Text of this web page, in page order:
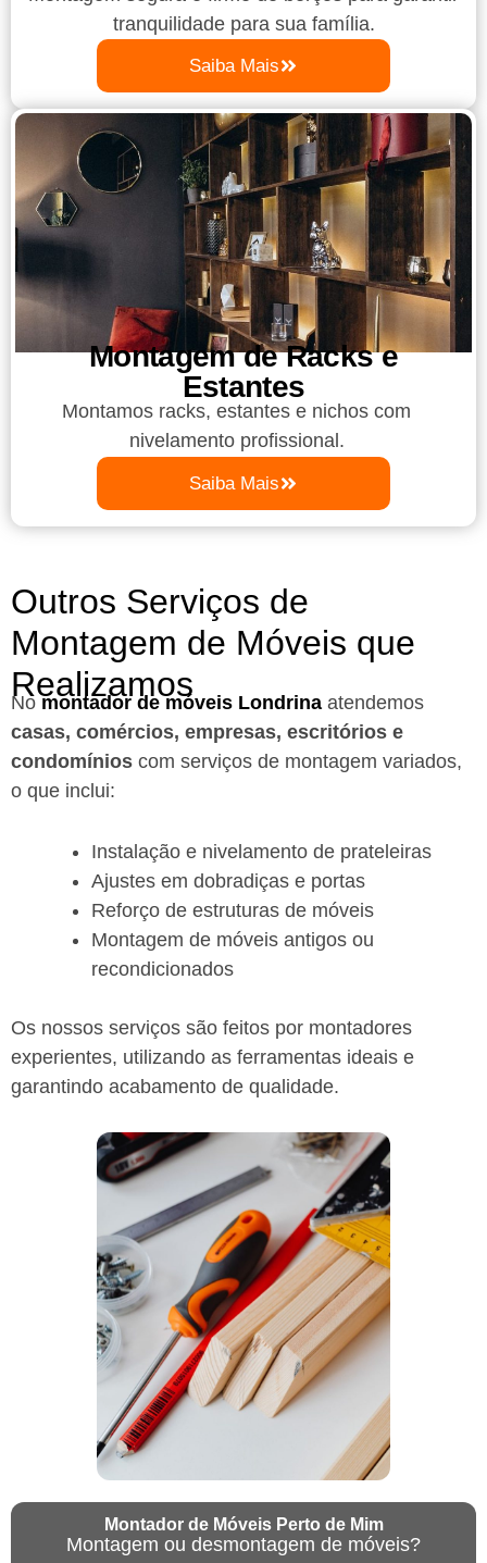
tranquilidade para sua família.
Saiba Mais
Montagem de Racks e
Estantes
Montamos racks, estantes e nichos com
nivelamento profissional.
Saiba Mais
Outros Serviços de
Montagem de Móveis que
Realizamos
No montador de móveis Londrina atendemos
casas, comércios, empresas, escritórios e
condomínios com serviços de montagem variados,
o que inclui:
Instalação e nivelamento de prateleiras
Ajustes em dobradiças e portas
Reforço de estruturas de móveis
Montagem de móveis antigos ou
recondicionados
Os nossos serviços são feitos por montadores
experientes, utilizando as ferramentas ideais e
garantindo acabamento de qualidade.
Montador de Móveis Perto de Mim
Montagem ou desmontagem de móveis?